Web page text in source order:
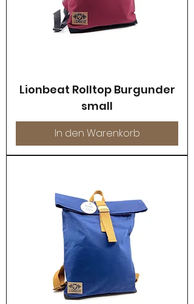
Lionbeat Rolltop Burgunder
small
In den Warenkorb